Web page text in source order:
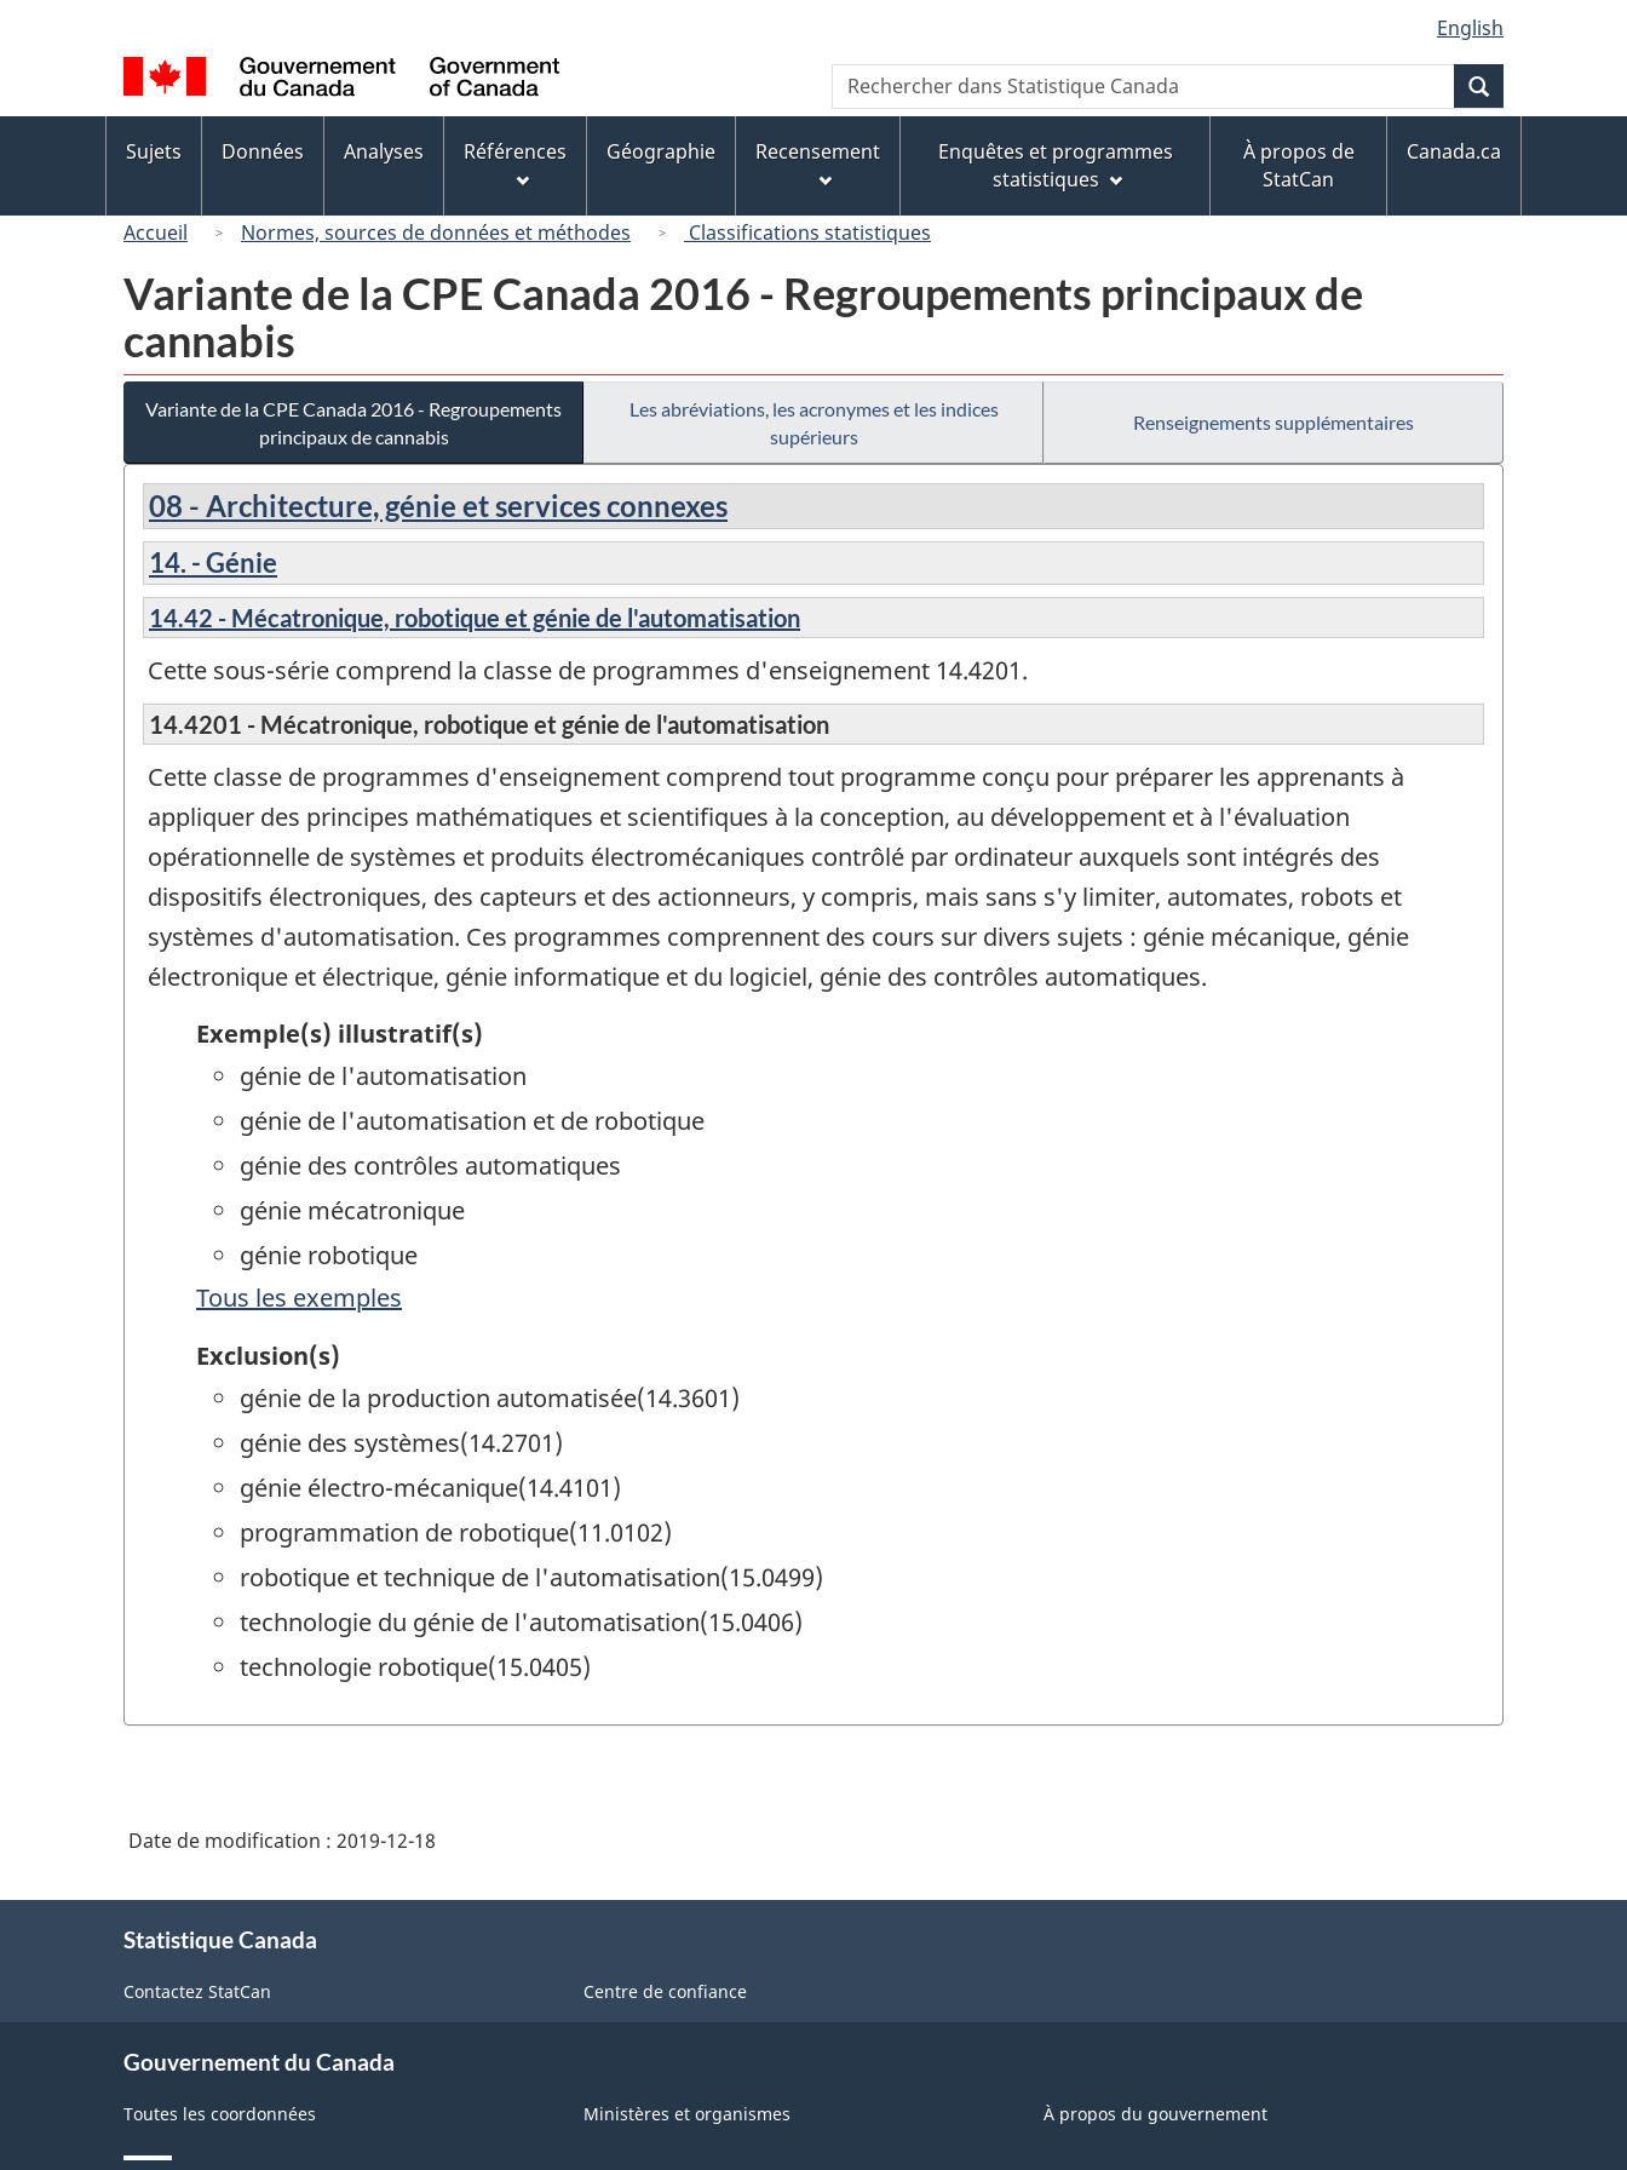
au
contenu
principal
« À
propos
de
ce
version
HTML
simplifiée
de
la
langue
English
Canada
Recherche
Rechercher
dans
Canada
des
Sujets Données Analyses Références Géographie Recensement
Enquêtes et programmes
statistiques
À propos de
StatCan
Canada.ca
Accueil Normes, sources de données et méthodes Classifications statistiques
Variante de la CPE Canada 2016 - Regroupements principaux de
cannabis
Variante de la CPE Canada 2016 - Regroupements
principaux de cannabis
Les abréviations, les acronymes et les indices
supérieurs
Renseignements supplémentaires
08 - Architecture, génie et services connexes
14. - Génie
14.42 - Mécatronique, robotique et génie de l'automatisation
Cette sous-série comprend la classe de programmes d'enseignement 14.4201.
14.4201 - Mécatronique, robotique et génie de l'automatisation
Cette classe de programmes d'enseignement comprend tout programme conçu pour préparer les apprenants à
appliquer des principes mathématiques et scientifiques à la conception, au développement et à l'évaluation
opérationnelle de systèmes et produits électromécaniques contrôlé par ordinateur auxquels sont intégrés des
dispositifs électroniques, des capteurs et des actionneurs, y compris, mais sans s'y limiter, automates, robots et
systèmes d'automatisation. Ces programmes comprennent des cours sur divers sujets : génie mécanique, génie
électronique et électrique, génie informatique et du logiciel, génie des contrôles automatiques.
Exemple(s) illustratif(s)
génie de l'automatisation
génie de l'automatisation et de robotique
génie des contrôles automatiques
génie mécatronique
génie robotique
Tous les exemples
Exclusion(s)
génie de la production automatisée(14.3601)
génie des systèmes(14.2701)
génie électro-mécanique(14.4101)
programmation de robotique(11.0102)
robotique et technique de l'automatisation(15.0499)
technologie du génie de l'automatisation(15.0406)
technologie robotique(15.0405)
Date de modification : 2019-12-18
Statistique Canada
Contactez StatCan Centre de confiance
Gouvernement du Canada
Toutes les coordonnées Ministères et organismes À propos du gouvernement